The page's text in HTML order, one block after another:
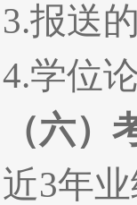
3.报送
4.学位
（六）
近3年